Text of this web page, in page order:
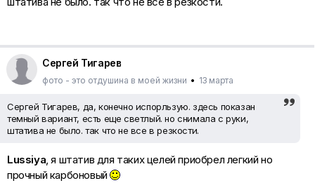
Сергей Тигарев
фото - это отдушина в моей жизни • 13 марта
Сергей Тигарев, да, конечно испорльзую. здесь показан
темный вариант, есть еще светлый. но снимала с руки,
штатива не было. так что не все в резкости.
Lussiya, я штатив для таких целей приобрел легкий но
прочный карбоновый